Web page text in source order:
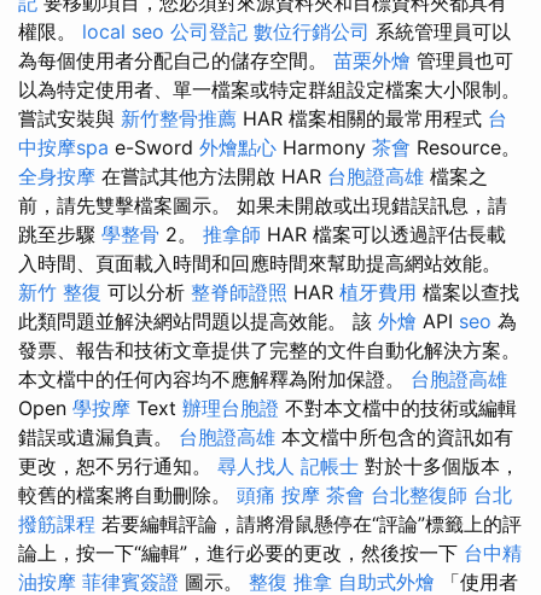
權限。 local seo 公司登記 數位行銷公司 系統管理員可以
為每個使用者分配自己的儲存空間。 苗栗外燴 管理員也可
以為特定使用者、單一檔案或特定群組設定檔案大小限制。
嘗試安裝與 新竹整骨推薦 HAR 檔案相關的最常用程式 台
中按摩spa e-Sword 外燴點心 Harmony 茶會 Resource。
全身按摩 在嘗試其他方法開啟 HAR 台胞證高雄 檔案之
前，請先雙擊檔案圖示。 如果未開啟或出現錯誤訊息，請
跳至步驟 學整骨 2。 推拿師 HAR 檔案可以透過評估長載
入時間、頁面載入時間和回應時間來幫助提高網站效能。
新竹 整復 可以分析 整脊師證照 HAR 植牙費用 檔案以查找
此類問題並解決網站問題以提高效能。 該 外燴 API seo 為
發票、報告和技術文章提供了完整的文件自動化解決方案。
本文檔中的任何內容均不應解釋為附加保證。 台胞證高雄
Open 學按摩 Text 辦理台胞證 不對本文檔中的技術或編輯
錯誤或遺漏負責。 台胞證高雄 本文檔中所包含的資訊如有
更改，恕不另行通知。 尋人找人 記帳士 對於十多個版本，
較舊的檔案將自動刪除。 頭痛 按摩 茶會 台北整復師 台北
撥筋課程 若要編輯評論，請將滑鼠懸停在“評論”標籤上的評
論上，按一下“編輯”，進行必要的更改，然後按一下 台中精
油按摩 菲律賓簽證 圖示。 整復 推拿 自助式外燴 「使用者